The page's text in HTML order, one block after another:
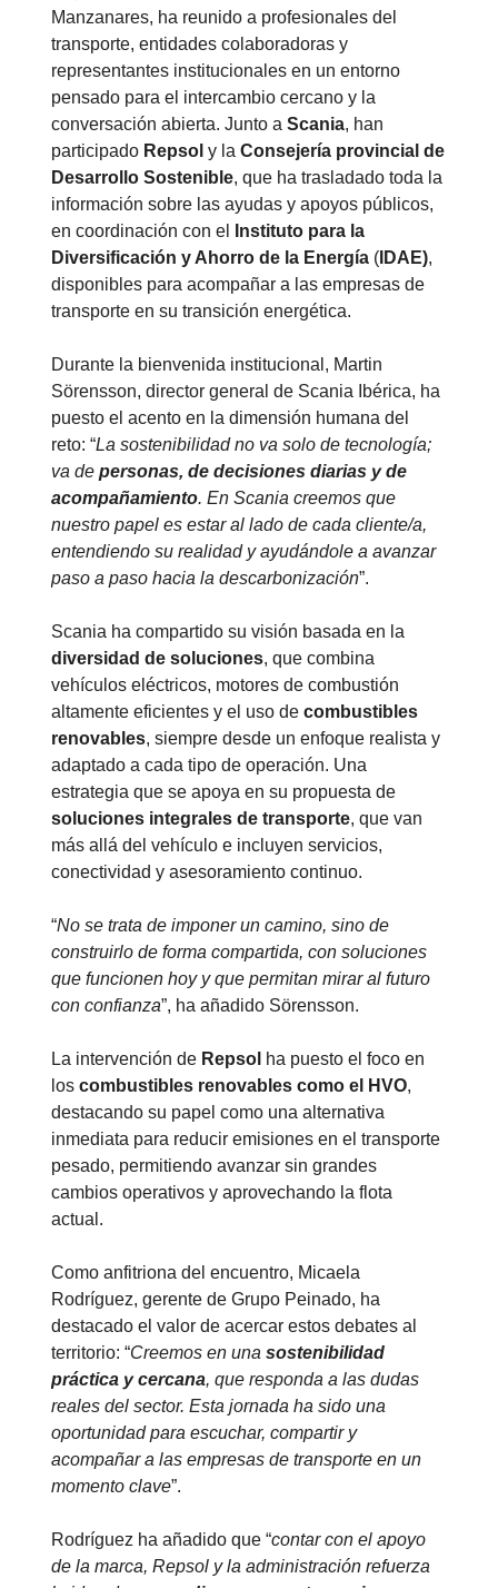
Manzanares, ha reunido a profesionales del
transporte, entidades colaboradoras y
representantes institucionales en un entorno
pensado para el intercambio cercano y la
conversación abierta. Junto a Scania, han
participado Repsol y la Consejería provincial de
Desarrollo Sostenible, que ha trasladado toda la
información sobre las ayudas y apoyos públicos,
en coordinación con el
Instituto para la
Diversificación y Ahorro de la Energía ( IDAE),
disponibles para acompañar a las empresas de
transporte en su transición energética.
Durante la bienvenida institucional, Martin
Sörensson, director general de Scania Ibérica, ha
puesto el acento en la dimensión humana del
reto: “La sostenibilidad no va solo de tecnología;
va de personas, de decisiones diarias y de
acompañamiento. En Scania creemos que
nuestro papel es estar al lado de cada cliente/a,
entendiendo su realidad y ayudándole a avanzar
paso a paso hacia la descarbonización”.
Scania ha compartido su visión basada en la
diversidad de soluciones, que combina
vehículos eléctricos, motores de combustión
altamente eficientes y el uso de combustibles
renovables, siempre desde un enfoque realista y
adaptado a cada tipo de operación. Una
estrategia que se apoya en su propuesta de
soluciones integrales de transporte, que van
más allá del vehículo e incluyen servicios,
conectividad y asesoramiento continuo.
“No se trata de imponer un camino, sino de
construirlo de forma compartida, con soluciones
que funcionen hoy y que permitan mirar al futuro
con confianza”, ha añadido Sörensson.
La intervención de Repsol ha puesto el foco en
los combustibles renovables como el HVO,
destacando su papel como una alternativa
inmediata para reducir emisiones en el transporte
pesado, permitiendo avanzar sin grandes
cambios operativos y aprovechando la flota
actual.
Como anfitriona del encuentro, Micaela
Rodríguez, gerente de Grupo Peinado, ha
destacado el valor de acercar estos debates al
territorio: “Creemos en una sostenibilidad
práctica y cercana, que responda a las dudas
reales del sector. Esta jornada ha sido una
oportunidad para escuchar, compartir y
acompañar a las empresas de transporte en un
momento clave”.
Rodríguez ha añadido que “contar con el apoyo
de la marca, Repsol y la administración refuerza